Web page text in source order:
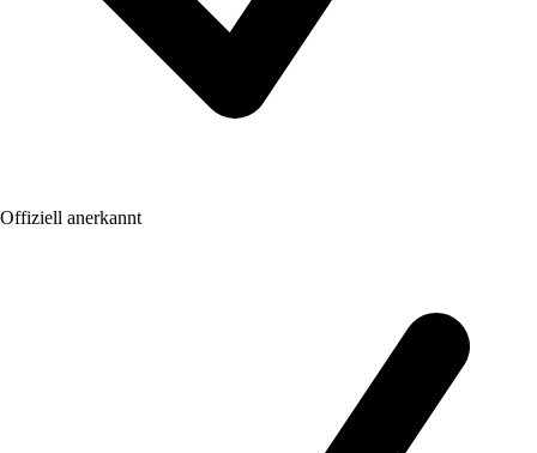
Offiziell anerkannt